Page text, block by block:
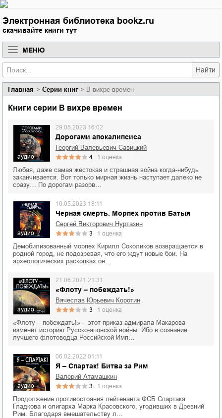
Электронная библиотека bookz.ru
скачивайте книги тут
МЕНЮ
Найти
Главная Серии книг В вихре времен
Книги серии В вихре времен
аудио
Дорогами апокалипсиса
29.05.2023 16:02
Георгий Валерьевич Савицкий
4 1 оценка
Любая, даже самая жестокая и страшная война когда-нибудь
заканчивается. Вот только мирная жизнь наступает далеко не
сразу… По дорогам разорв…
аудио
Черная смерть. Морпех против Батыя
10.05.2023 18:11
Сергей Викторович Нуртазин
3 1 оценка
Демобилизованный морпех Кирилл Соколиков возвращается в
родной город, не подозревая, что его ждут новые бои. На
археологических раскопках он…
аудио
«Флоту – побеждать!»
21.06.2021 21:31
Вячеслав Юрьевич Коротин
3 1 оценка
«Флоту – побеждать!» – этот приказ адмирала Макарова
изменит историю Русско-японской войны. Ибо в сознание
лучшего флотоводца Российской Имп…
аудио
Я – Спартак! Битва за Рим
06.02.2022 01:11
Валерий Атамашкин
3 1 оценка
Продолжение противостояния лейтенанта ФСБ Спартака
Гладкова и олигарха Марка Красовского, угодивших в Древний
Рим. Благодаря вмешательству л…